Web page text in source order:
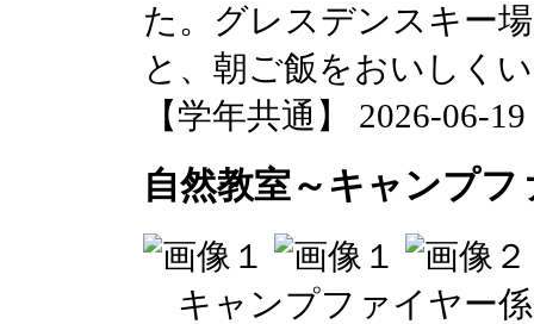
た。グレスデンスキー
と、朝ご飯をおいしく
【学年共通】 2026-06-
自然教室～キャンプフ
キャンプファイヤー